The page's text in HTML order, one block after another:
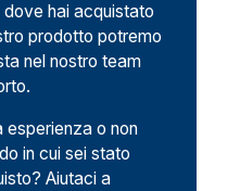
hai acquistato
prodotto potremo
nel nostro team
esperienza o non
in cui sei stato
Aiutaci a